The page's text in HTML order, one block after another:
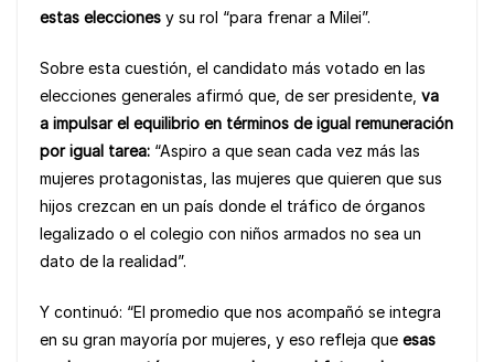
estas elecciones y su rol “para frenar a Milei”.
Sobre esta cuestión, el candidato más votado en las
elecciones generales afirmó que, de ser presidente, va
a impulsar el equilibrio en términos de igual remuneración
por igual tarea: “Aspiro a que sean cada vez más las
mujeres protagonistas, las mujeres que quieren que sus
hijos crezcan en un país donde el tráfico de órganos
legalizado o el colegio con niños armados no sea un
dato de la realidad”.
Y continuó: “El promedio que nos acompañó se integra
en su gran mayoría por mujeres, y eso refleja que esas